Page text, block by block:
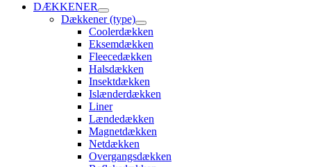
DÆKKENER
Dækkener (type)
Coolerdækken
Eksemdækken
Fleecedækken
Halsdækken
Insektdækken
Islænderdækken
Liner
Lændedækken
Magnetdækken
Netdækken
Overgangsdækken